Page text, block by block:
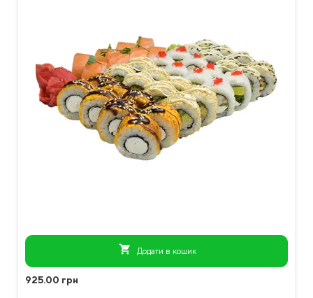
shopping_cart Додати в кошик
925.00 грн